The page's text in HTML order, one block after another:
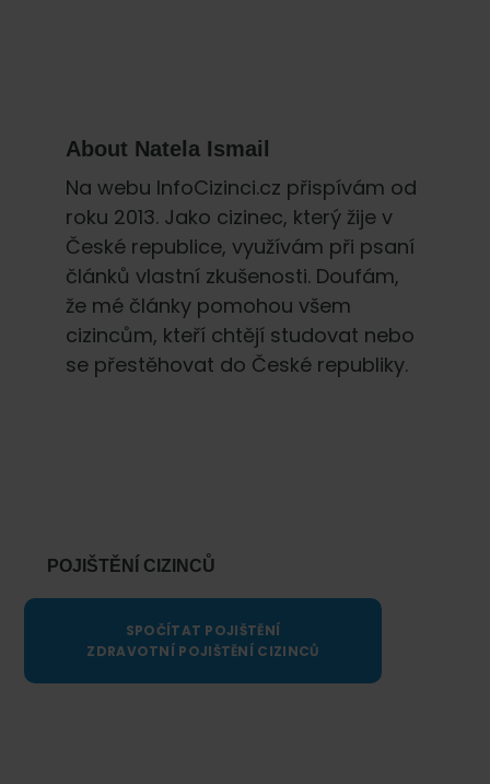
About Natela Ismail
Na webu InfoCizinci.cz přispívám od
roku 2013. Jako cizinec, který žije v
České republice, využívám při psaní
článků vlastní zkušenosti. Doufám,
že mé články pomohou všem
cizincům, kteří chtějí studovat nebo
se přestěhovat do České republiky.
POJIŠTĚNÍ CIZINCŮ
SPOČÍTAT POJIŠTĚNÍ
ZDRAVOTNÍ POJIŠTĚNÍ CIZINCŮ